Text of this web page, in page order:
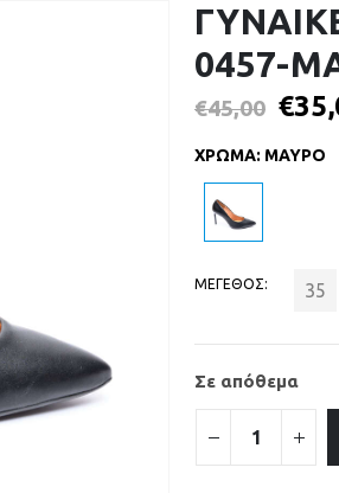
0457-
€45,00 €
ΧΡΩΜΑ: ΜΑΥΡΟ
ΜΕΓΕΘΟΣ 35
Σε απόθεμα